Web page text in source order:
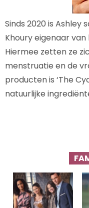
Sinds 2020 is Ashley
Khoury eigenaar van
Hiermee zetten ze
menstruatie en de
producten is ‘The
natuurlijke